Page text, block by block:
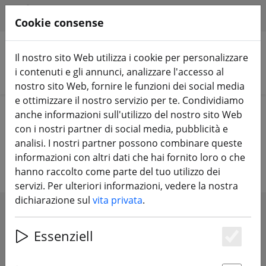
Cerca prodotti
Home Droni FPV Aerei
Aerei FPV e ali volanti e accessori
SHOW FILTERS
Cookie consense
Il nostro sito Web utilizza i cookie per personalizzare
i contenuti e gli annunci, analizzare l'accesso al
nostro sito Web, fornire le funzioni dei social media
e ottimizzare il nostro servizio per te. Condividiamo
anche informazioni sull'utilizzo del nostro sito Web
con i nostri partner di social media, pubblicità e
analisi. I nostri partner possono combinare queste
informazioni con altri dati che hai fornito loro o che
hanno raccolto come parte del tuo utilizzo dei
servizi. Per ulteriori informazioni, vedere la nostra
dichiarazione sul vita privata.
Essenziell